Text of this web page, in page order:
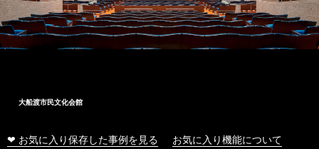
❤ お気に入り保存した事例を見る お気に入り機能について